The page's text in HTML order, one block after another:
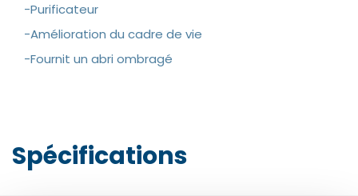
-Purificateur
-Amélioration du cadre de vie
-Fournit un abri ombragé
Spécifications